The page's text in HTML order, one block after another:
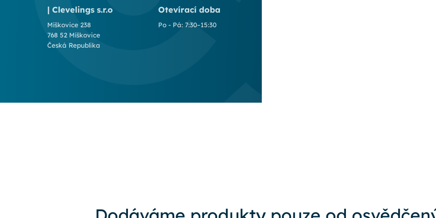
| Clevelings s.r.o
Míškovice 238
768 52 Míškovice
Česká Republika
Otevírací doba
Po - Pá: 7:30–15:30